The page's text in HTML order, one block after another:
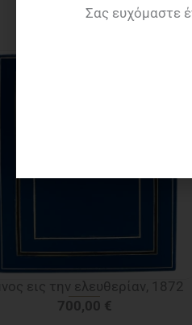
εις την ελευθερίαν, 1872
700,00 €
Σας ευχόμαστε